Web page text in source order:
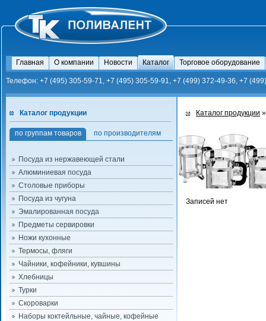
Главная О компании Новости Каталог Торговое оборудование
Телефон: +7 (495) 305-59-71, +7 (495) 305-59-91, +7 (499) 372-49-36, +7
Каталог продукции
по группам товаров по производителям
Посуда из нержавеющей стали
Алюминиевая посуда
Столовые приборы
Посуда из чугуна
Эмалированная посуда
Предметы сервировки
Ножи кухонные
Термосы, фляги
Чайники, кофейники, кувшины
Хлебницы
Турки
Скороварки
Наборы коктейльные, чайные, кофейные
Каталог продукции
Записей нет